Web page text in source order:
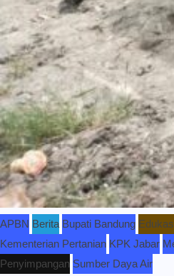
APBN Berita Bupati Bandung
Kementerian Pertanian KPK Jabar
Penyimpangan Sumber Daya Air